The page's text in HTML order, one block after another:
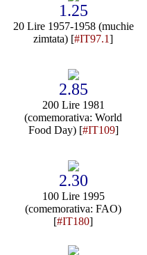
1.25
20 Lire 1957-1958 (muchie
zimtata) [#IT97.1]
2.85
200 Lire 1981
(comemorativa: World
Food Day) [#IT109]
2.30
100 Lire 1995
(comemorativa: FAO)
[#IT180]